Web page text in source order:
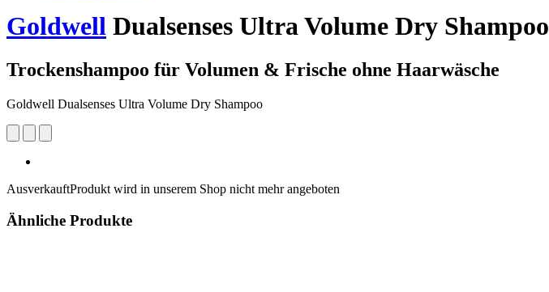
Goldwell Dualsenses Ultra Volume Dry Shampoo
Trockenshampoo für Volumen & Frische ohne Haarwäsche
Goldwell Dualsenses Ultra Volume Dry Shampoo
AusverkauftProdukt wird in unserem Shop nicht mehr angeboten
Ähnliche Produkte